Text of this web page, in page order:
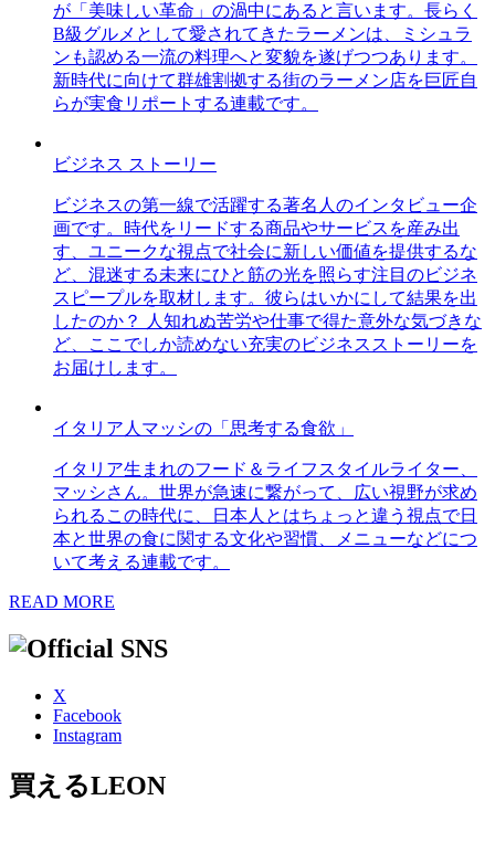
が「美味しい革命」の渦中にあると言います。長らく
B級グルメとして愛されてきたラーメンは、ミシュラ
ンも認める一流の料理へと変貌を遂げつつあります。
新時代に向けて群雄割拠する街のラーメン店を巨匠自
らが実食リポートする連載です。
ビジネス ストーリー
ビジネスの第一線で活躍する著名人のインタビュー企
画です。時代をリードする商品やサービスを産み出
す、ユニークな視点で社会に新しい価値を提供するな
ど、混迷する未来にひと筋の光を照らす注目のビジネ
スピープルを取材します。彼らはいかにして結果を出
したのか？ 人知れぬ苦労や仕事で得た意外な気づきな
ど、ここでしか読めない充実のビジネスストーリーを
お届けします。
イタリア人マッシの「思考する食欲」
イタリア生まれのフード＆ライフスタイルライター、
マッシさん。世界が急速に繋がって、広い視野が求め
られるこの時代に、日本人とはちょっと違う視点で日
本と世界の食に関する文化や習慣、メニューなどにつ
いて考える連載です。
READ MORE
X
Facebook
Instagram
買えるLEON